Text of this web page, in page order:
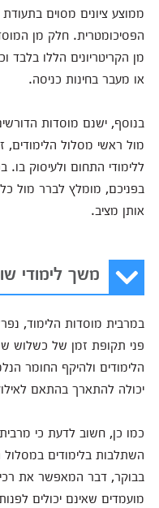
ממוצע ציונים מסוים
הפסיכומטרית. חלק מן
מן הקריטריונים הללו
או מעבר בחינות כניסה.
בנוסף, ישנם מוסדות
מול ראשי מסלול
ללימודי התחום ולעיסוק
בפניכם, מומלץ לברר מול
אותן מציב.
משך לימודי
במרבית מוסדות הלימוד,
פני תקופת זמן של כשלוש
הלימודים ולהיקף החומר
יכולה להתארך בהתאם
כמו כן, חשוב לדעת כי
השתלבות בלימודים במסלול
בבוקר, דבר המאפשר את
מועמדים שאינם יכולים